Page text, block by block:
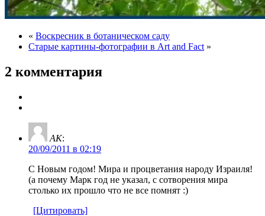
« Воскресник в ботаническом саду
Старые картины-фотографии в Art and Fact »
2 комментария
AK:
20/09/2011 в 02:19
С Новым годом! Мира и процветания народу Израиля!
(а почему Марк год не указал, с сотворения мира
столько их прошло что не все помнят :)
[Цитировать]